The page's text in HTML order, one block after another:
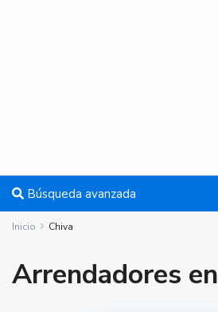
Búsqueda avanzada
Inicio Chiva
Arrendadores